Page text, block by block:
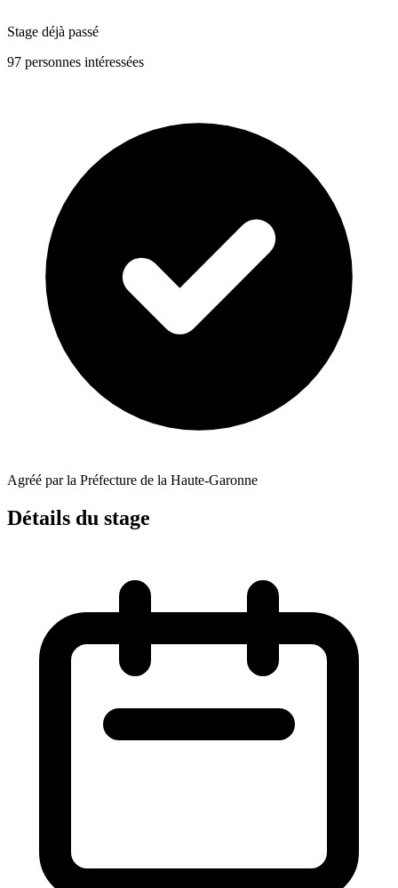
Stage déjà passé
97 personnes intéressées
Agréé par la Préfecture de la Haute-Garonne
Détails du stage